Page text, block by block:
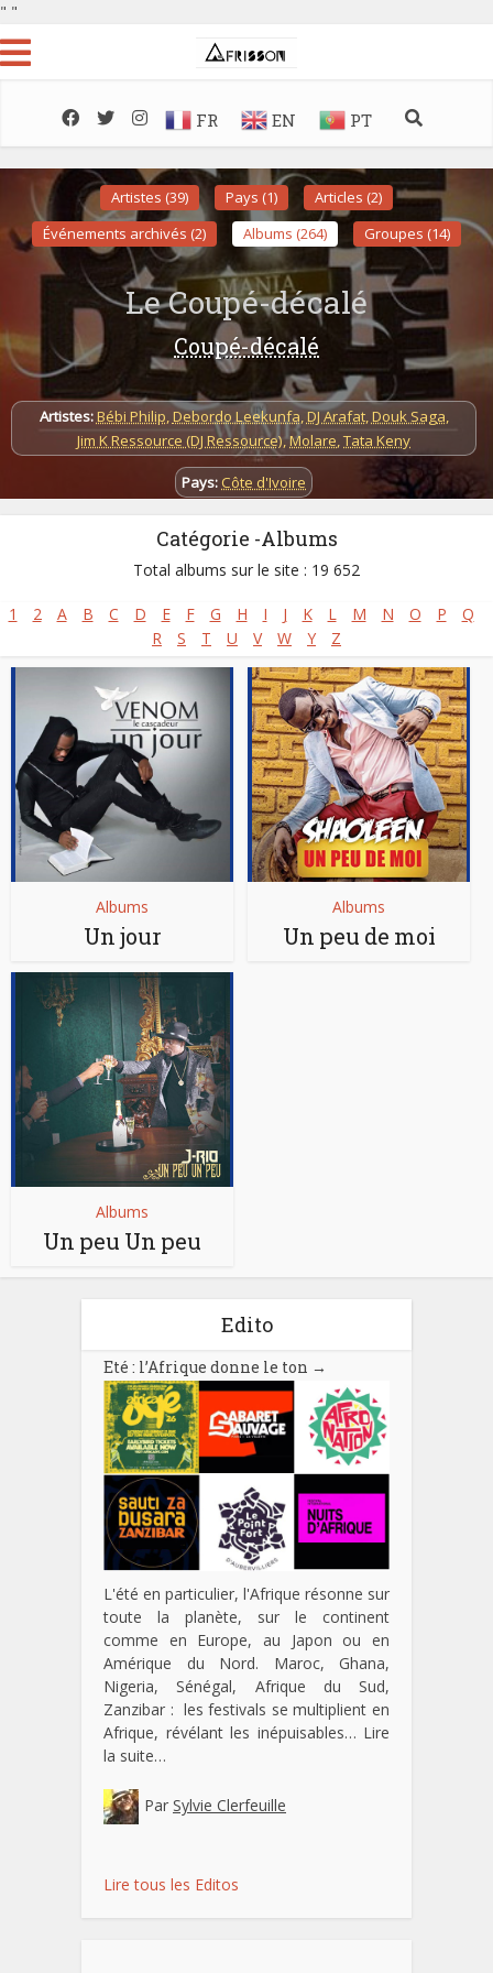
" "
FR EN PT
Artistes (39) Pays (1)
Articles (2)
Événements archivés (2)
Albums (264) Groupes (14)
Le Coupé-décalé
Coupé-décalé
Artistes:Bébi Philip,Debordo Leekunfa,DJ Arafat,Douk Saga,
Jim K Ressource (DJ Ressource),Molare,Tata Keny
Pays: Côte d'Ivoire
Catégorie -Albums
Total albums sur le site : 19 652
1 2 A B C D E F G H I J K L M N O P
Q
R
S T U V W Y Z
Albums
Un jour
Albums
Un peu de moi
Albums
Un peu Un peu
Edito
Eté : l’Afrique donne le ton →
L'été en particulier, l'Afrique résonne sur
toute la planète, sur le continent
comme en Europe, au Japon ou en
Amérique du Nord. Maroc, Ghana,
Nigeria, Sénégal, Afrique du Sud,
Zanzibar : les festivals se multiplient en
Afrique, révélant les inépuisables… Lire
la suite…
Par Sylvie Clerfeuille
Lire tous les Editos